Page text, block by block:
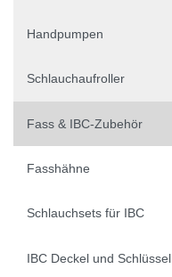
Handpumpen
Schlauchaufroller
Fass & IBC-Zubehör
Fasshähne
Schlauchsets für IBC
IBC Deckel und Schlüssel